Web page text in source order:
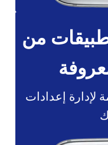
من
لإدارة إعدادات